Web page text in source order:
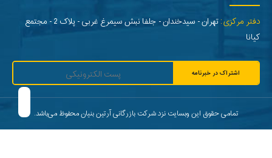
دفتر مرکزی:
تهران - سیدخندان - جلفا نبش سیمرغ غربی - پلاک 2 - مجتمع
کیانا
اشتراک در خبرنامه
تمامی حقوق این وبسایت نزد شرکت بازرگانی آرتین بنیان محفوظ می‌باشد.